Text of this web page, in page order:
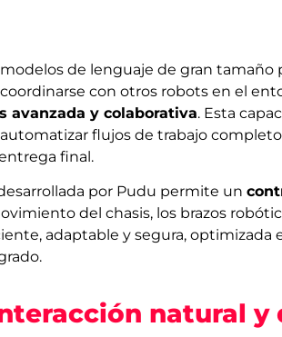
de lenguaje de gran tamaño
con otros robots en el
avanzada y colaborativa. Esta
flujos de trabajo
final.
por Pudu permite un
del chasis, los brazos
adaptable y segura, optimizada
natural y